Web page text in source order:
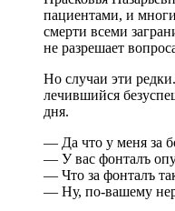
пациентами, и
смерти всеми
не разрешает
Но случаи эти
лечившийся
дня.
― Да что у меня за
― У вас фонталъ
― Что за фонталъ
― Ну, по-вашему